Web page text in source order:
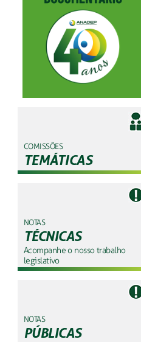
COMISSÕES
TEMÁTICAS
NOTAS
TÉCNICAS
Acompanhe o nosso trabalho
legislativo
NOTAS
PÚBLICAS